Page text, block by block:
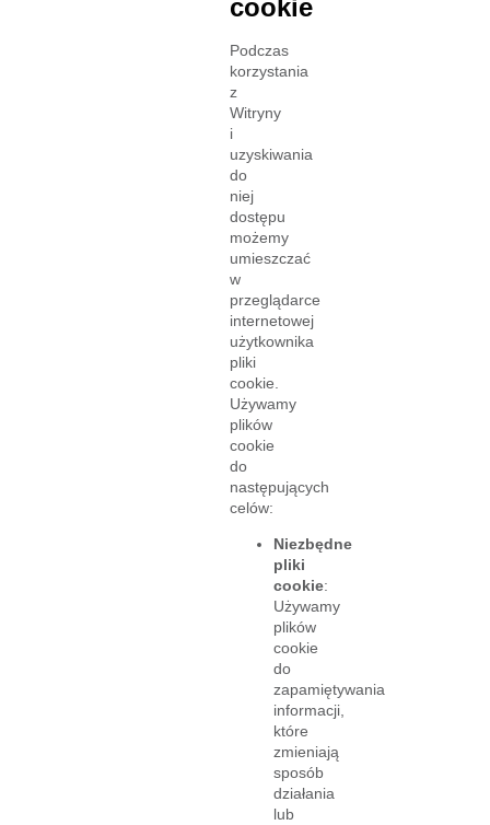
cookie
Podczas
korzystania
z
Witryny
i
uzyskiwania
do
niej
dostępu
możemy
umieszczać
w
przeglądarce
internetowej
użytkownika
pliki
cookie.
Używamy
plików
cookie
do
następujących
celów:
Niezbędne
pliki
cookie:
Używamy
plików
cookie
do
zapamiętywania
informacji,
które
zmieniają
sposób
działania
lub